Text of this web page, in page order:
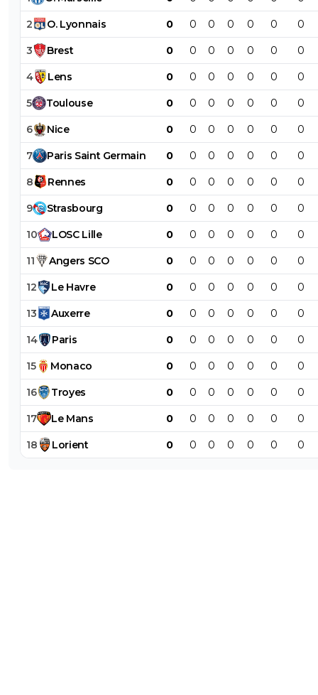
2 O. Lyonnais 0 0 0 0 0 0 0
3 Brest 0 0 0 0 0 0 0
4 Lens 0 0 0 0 0 0 0
5 Toulouse 0 0 0 0 0 0 0
6 Nice 0 0 0 0 0 0 0
7 Paris Saint Germain 0 0 0 0 0 0 0
8 Rennes 0 0 0 0 0 0 0
9 Strasbourg 0 0 0 0 0 0 0
10 LOSC Lille 0 0 0 0 0 0 0
11 Angers SCO 0 0 0 0 0 0 0
12 Le Havre 0 0 0 0 0 0 0
13 Auxerre 0 0 0 0 0 0 0
14 Paris 0 0 0 0 0 0 0
15 Monaco 0 0 0 0 0 0 0
16 Troyes 0 0 0 0 0 0 0
17 Le Mans 0 0 0 0 0 0 0
18 Lorient 0 0 0 0 0 0 0